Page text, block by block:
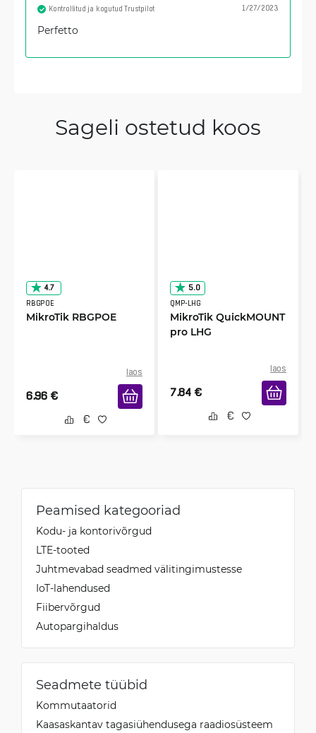
1/27/2023
Kontrollitud ja kogutud Trustpilot
Perfetto
Sageli ostetud koos
4.7
RBGPOE
MikroTik RBGPOE
laos
6.96 €
5.0
QMP-LHG
MikroTik QuickMOUNT
pro LHG
laos
7.84 €
Peamised kategooriad
Kodu- ja kontorivõrgud
LTE-tooted
Juhtmevabad seadmed välitingimustesse
IoT-lahendused
Fiibervõrgud
Autopargihaldus
Seadmete tüübid
Kommutaatorid
Kaasaskantav tagasiühendusega raadiosüsteem